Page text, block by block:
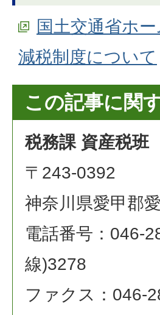
国土交通省ホ
減税制度について
この記事に関
税務課 資産税班
〒243-0392
神奈川県愛甲郡
電話番号：046-
線)3278
ファクス：046-